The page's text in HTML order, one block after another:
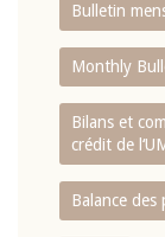
Bulletin
Monthly
Bilans et
crédit de
Balance des